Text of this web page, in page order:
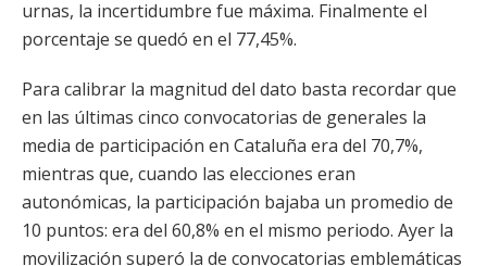
urnas, la incertidumbre fue máxima. Finalmente el
porcentaje se quedó en el 77,45%.
Para calibrar la magnitud del dato basta recordar que
en las últimas cinco convocatorias de generales la
media de participación en Cataluña era del 70,7%,
mientras que, cuando las elecciones eran
autonómicas, la participación bajaba un promedio de
10 puntos: era del 60,8% en el mismo periodo. Ayer la
movilización superó la de convocatorias emblemáticas